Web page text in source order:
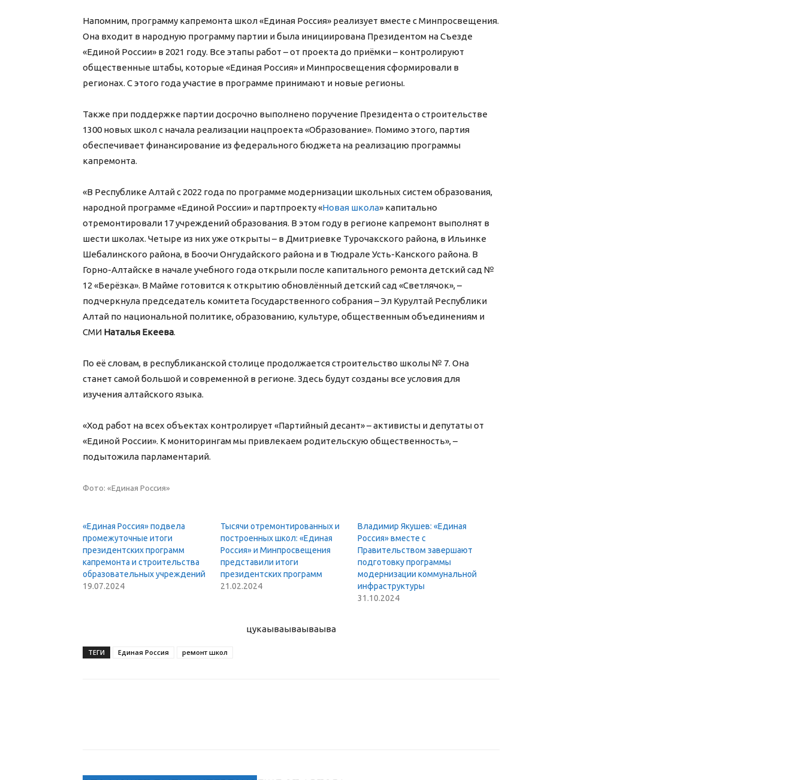
Напомним, программу капремонта школ «Единая Россия» реализует вместе с Минпросвещения.
Она входит в народную программу партии и была инициирована Президентом на Съезде
«Единой России» в 2021 году. Все этапы работ – от проекта до приёмки – контролируют
общественные штабы, которые «Единая Россия» и Минпросвещения сформировали в
регионах. С этого года участие в программе принимают и новые регионы.
Также при поддержке партии досрочно выполнено поручение Президента о строительстве
1300 новых школ с начала реализации нацпроекта «Образование». Помимо этого, партия
обеспечивает финансирование из федерального бюджета на реализацию программы
капремонта.
«В Республике Алтай с 2022 года по программе модернизации школьных систем образования,
народной программе «Единой России» и партпроекту «Новая школа» капитально
отремонтировали 17 учреждений образования. В этом году в регионе капремонт выполнят в
шести школах. Четыре из них уже открыты – в Дмитриевке Турочакского района, в Ильинке
Шебалинского района, в Боочи Онгудайского района и в Тюдрале Усть-Канского района. В
Горно-Алтайске в начале учебного года открыли после капитального ремонта детский сад №
12 «Берёзка». В Майме готовится к открытию обновлённый детский сад «Светлячок», –
подчеркнула председатель комитета Государственного собрания – Эл Курултай Республики
Алтай по национальной политике, образованию, культуре, общественным объединениям и
СМИ Наталья Екеева.
По её словам, в республиканской столице продолжается строительство школы № 7. Она
станет самой большой и современной в регионе. Здесь будут созданы все условия для
изучения алтайского языка.
«Ход работ на всех объектах контролирует «Партийный десант» – активисты и депутаты от
«Единой России». К мониторингам мы привлекаем родительскую общественность», –
подытожила парламентарий.
Фото: «Единая Россия»
«Единая Россия» подвела
промежуточные итоги
президентских программ
капремонта и строительства
образовательных учреждений
19.07.2024
Тысячи отремонтированных и
построенных школ: «Единая
Россия» и Минпросвещения
представили итоги
президентских программ
21.02.2024
Владимир Якушев: «Единая
Россия» вместе с
Правительством завершают
подготовку программы
модернизации коммунальной
инфраструктуры
31.10.2024
цукаываываываыва
ТЕГИ Единая Россия ремонт школ